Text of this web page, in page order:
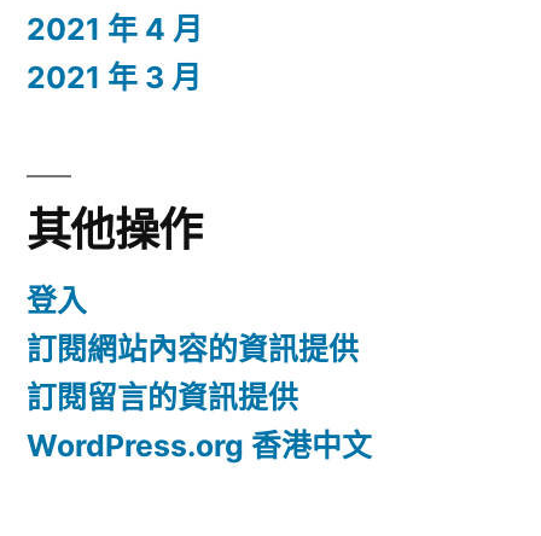
2021 年 4 月
2021 年 3 月
其他操作
登入
訂閱網站內容的資訊提供
訂閱留言的資訊提供
WordPress.org 香港中文